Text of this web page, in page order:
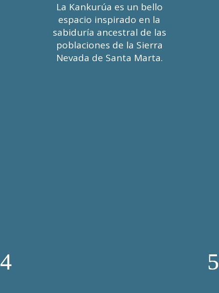
La Kankurúa es un bello
espacio inspirado en la
sabiduría ancestral de las
poblaciones de la Sierra
Nevada de Santa Marta.